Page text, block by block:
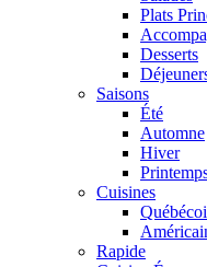
Plats
Desserts
Saisons
Été
Automne
Hiver
Cuisines
Rapide